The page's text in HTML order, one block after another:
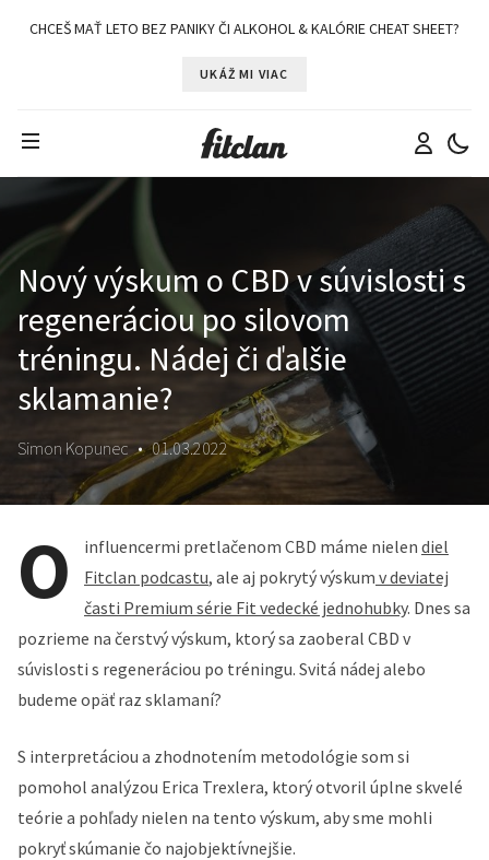
CHCEŠ MAŤ LETO BEZ PANIKY ČI ALKOHOL & KALÓRIE CHEAT SHEET?
UKÁŽ MI VIAC
Nový výskum o CBD v súvislosti s
regeneráciou po silovom
tréningu. Nádej či ďalšie
sklamanie?
Simon Kopunec • 01.03.2022
O influencermi pretlačenom CBD máme nielen diel
Fitclan podcastu, ale aj pokrytý výskum v deviatej
časti Premium série Fit vedecké jednohubky. Dnes sa
pozrieme na čerstvý výskum, ktorý sa zaoberal CBD v
súvislosti s regeneráciou po tréningu. Svitá nádej alebo
budeme opäť raz sklamaní?
S interpretáciou a zhodnotením metodológie som si
pomohol analýzou Erica Trexlera, ktorý otvoril úplne skvelé
teórie a pohľady nielen na tento výskum, aby sme mohli
pokryť skúmanie čo najobjektívnejšie.